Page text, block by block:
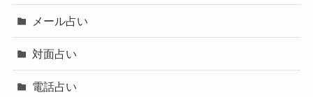
メール占い
対面占い
電話占い